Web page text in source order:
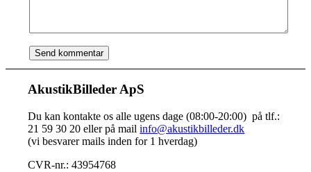
AkustikBilleder ApS
Du kan kontakte os alle ugens dage (08:00-20:00) på tlf.:
21 59 30 20 eller på mailinfo@akustikbilleder.dk
(vi besvarer mails inden for 1 hverdag)
CVR-nr.: 43954768